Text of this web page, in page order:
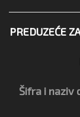
PREDUZEĆE
Šifra i naziv